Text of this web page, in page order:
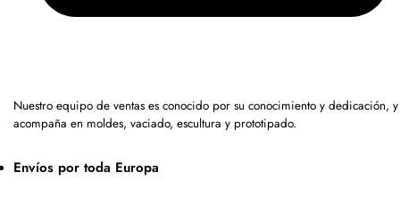
Nuestro equipo de ventas es conocido por su conocimiento y dedicación,
acompaña en moldes, vaciado, escultura y prototipado.
Envíos por toda Europa